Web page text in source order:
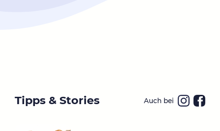
Tipps & Stories Auch bei